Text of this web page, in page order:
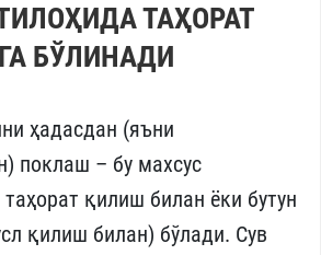
ТАҲОРАТ
БЎЛИНАДИ
ҳадасдан (яъни
поклаш – бу махсус
қилиш билан ёки бутун
қилиш билан) бўлади. Сув